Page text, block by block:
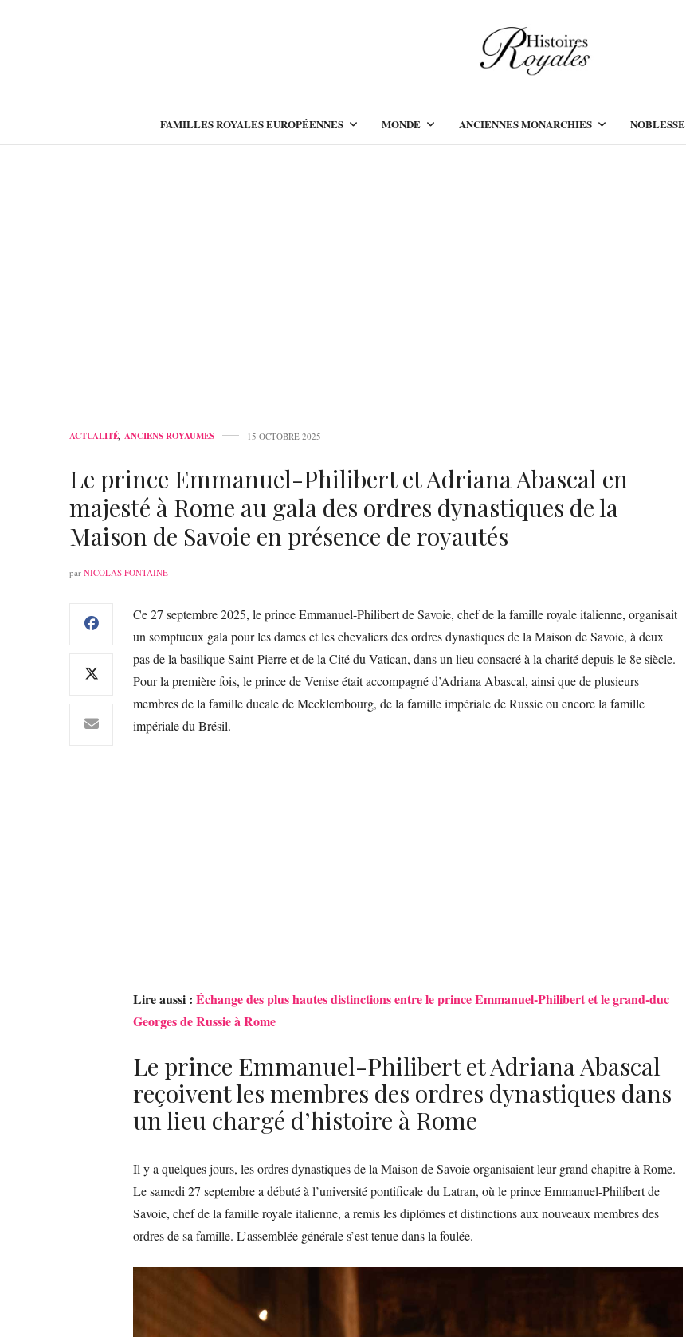
FAMILLES ROYALES EUROPÉENNES MONDE ANCIENNES MONARCHIES NOBLESSE
ACTUALITÉ, ANCIENS ROYAUMES 15 OCTOBRE 2025
Le prince Emmanuel-Philibert et Adriana Abascal en
majesté à Rome au gala des ordres dynastiques de la
Maison de Savoie en présence de royautés
par NICOLAS FONTAINE
Ce 27 septembre 2025, le prince Emmanuel-Philibert de Savoie, chef de la famille royale italienne, organisait
un somptueux gala pour les dames et les chevaliers des ordres dynastiques de la Maison de Savoie, à deux
pas de la basilique Saint-Pierre et de la Cité du Vatican, dans un lieu consacré à la charité depuis le 8e siècle.
Pour la première fois, le prince de Venise était accompagné d’Adriana Abascal, ainsi que de plusieurs
membres de la famille ducale de Mecklembourg, de la famille impériale de Russie ou encore la famille
impériale du Brésil.
Lire aussi : Échange des plus hautes distinctions entre le prince Emmanuel-Philibert et le grand-duc
Georges de Russie à Rome
Le prince Emmanuel-Philibert et Adriana Abascal
reçoivent les membres des ordres dynastiques dans
un lieu chargé d’histoire à Rome
Il y a quelques jours, les ordres dynastiques de la Maison de Savoie organisaient leur grand chapitre à Rome.
Le samedi 27 septembre a débuté à l’université pontificale du Latran, où le prince Emmanuel-Philibert de
Savoie, chef de la famille royale italienne, a remis les diplômes et distinctions aux nouveaux membres des
ordres de sa famille. L’assemblée générale s’est tenue dans la foulée.